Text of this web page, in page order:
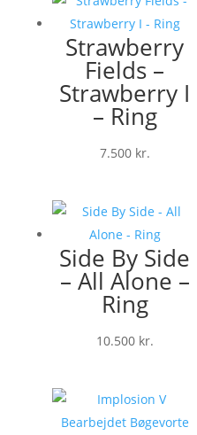
Strawberry
Fields –
Strawberry I
– Ring
7.500 kr.
Side By Side
– All Alone –
Ring
10.500 kr.